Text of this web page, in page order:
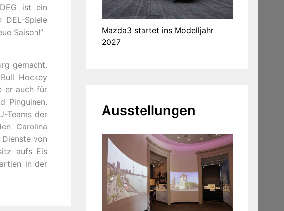
ist ein
Spiele
Saison!”
gemacht.
Hockey
er auch für
Pinguinen.
Teams der
Carolina
von
aufs Eis
in der
Mazda3 startet ins Modelljahr
2027
Ausstellungen